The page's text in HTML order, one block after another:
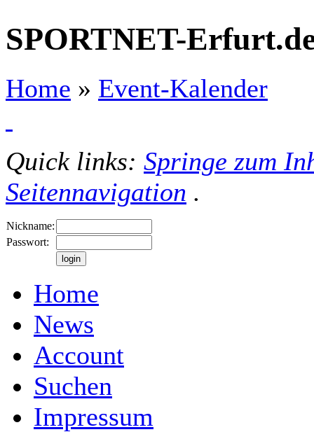
SPORTNET-
Home » Event-Kalender
Quick links: Springe zum
Seitennavigation .
Nickname:
Passwort:
Home
News
Account
Suchen
Impressum